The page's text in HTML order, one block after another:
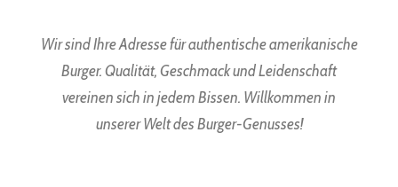
Wir sind Ihre Adresse für authentische amerikanische
Burger. Qualität, Geschmack und Leidenschaft
vereinen sich in jedem Bissen. Willkommen in
unserer Welt des Burger-Genusses!